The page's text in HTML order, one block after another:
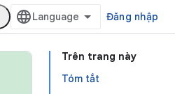
Đăng nhập
Trên trang này
Tóm tắt